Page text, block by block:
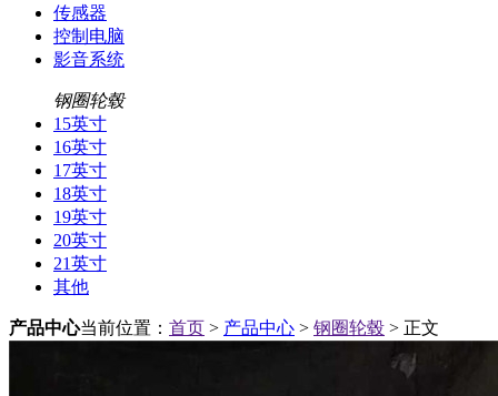
传感器
控制电脑
影音系统
钢圈轮毂
15英寸
16英寸
17英寸
18英寸
19英寸
20英寸
21英寸
其他
产品中心当前位置： 首页 > 产品中心 > 钢圈轮毂 > 正文